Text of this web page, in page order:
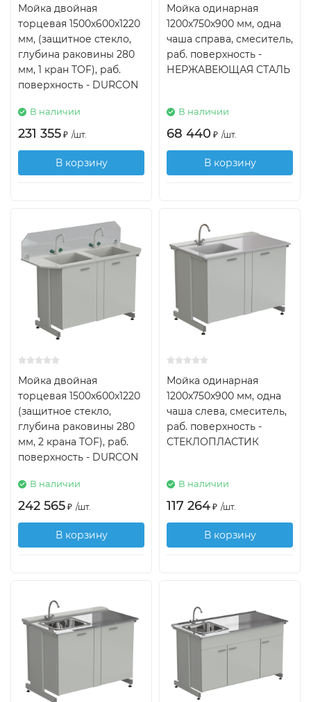
Мойка двойная
торцевая 1500х600х1220
мм, (защитное стекло,
глубина раковины 280
мм, 1 кран TOF), раб.
поверхность - DURCON
В наличии
231 355 ₽ /шт.
В корзину
Мойка одинарная
1200х750х900 мм, одна
чаша справа, смеситель,
раб. поверхность -
НЕРЖАВЕЮЩАЯ СТАЛЬ
В наличии
68 440 ₽ /шт.
В корзину
Мойка двойная
торцевая 1500х600х1220
(защитное стекло,
глубина раковины 280
мм, 2 крана TOF), раб.
поверхность - DURCON
В наличии
242 565 ₽ /шт.
В корзину
Мойка одинарная
1200х750х900 мм, одна
чаша слева, смеситель,
раб. поверхность -
СТЕКЛОПЛАСТИК
В наличии
117 264 ₽ /шт.
В корзину